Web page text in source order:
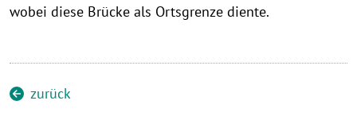
wobei diese Brücke als Ortsgrenze diente.
zurück